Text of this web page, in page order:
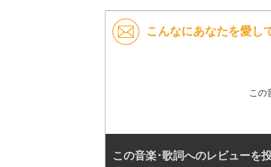
こんなにあなたを愛し
この
この音楽･歌詞へのレビューを